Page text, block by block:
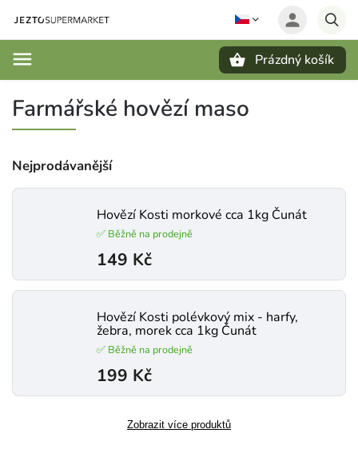
Prázdný košík
Farmářské hovězí maso
Nejprodávanější
Hovězí Kosti morkové cca 1kg Čunát
✅ Běžně na prodejně
149 Kč
Hovězí Kosti polévkový mix - harfy,
žebra, morek cca 1kg Čunát
✅ Běžně na prodejně
199 Kč
Zobrazit více produktů